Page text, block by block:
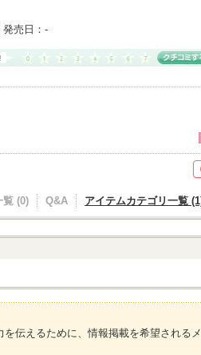
発売日： -
覧 (0) Q&A アイテムカテゴリ一覧
伝えるために、情報掲載を希望される